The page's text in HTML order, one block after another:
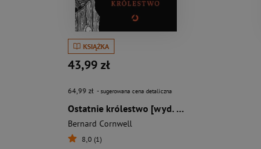
KSIĄŻKA
43,99 zł
64,99 zł - sugerowana cena detaliczna
Ostatnie królestwo [wyd. 2, 2023]
Bernard Cornwell
8,0 (1)